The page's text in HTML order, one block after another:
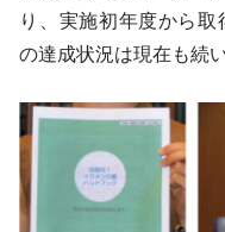
り、実施初年度から
の達成状況は現在も続